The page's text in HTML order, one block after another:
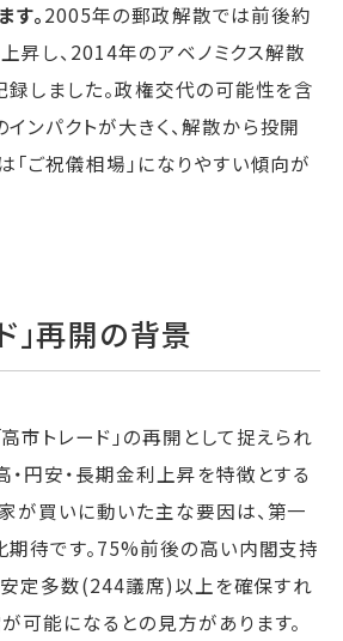
。2005年の郵政解散では前後約
昇し、2014年のアベノミクス解散
しました。政権交代の可能性を含
ンパクトが大きく、解散から投開
「ご祝儀相場」になりやすい傾向が
」再開の背景
市トレード」の再開として捉えられ
・円安・長期金利上昇を特徴とする
が買いに動いた主な要因は、第一
待です。75%前後の高い内閣支持
定多数(244議席)以上を確保すれ
可能になるとの見方があります。